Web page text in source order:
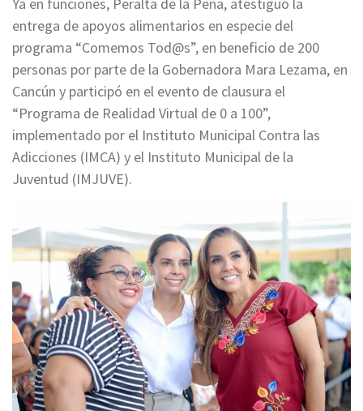
entrega de apoyos alimentarios en especie del
programa “Comemos Tod@s”, en beneficio de 200
personas por parte de la Gobernadora Mara Lezama, en
Cancún y participó en el evento de clausura el
“Programa de Realidad Virtual de 0 a 100”,
implementado por el Instituto Municipal Contra las
Adicciones (IMCA) y el Instituto Municipal de la
Juventud (IMJUVE).